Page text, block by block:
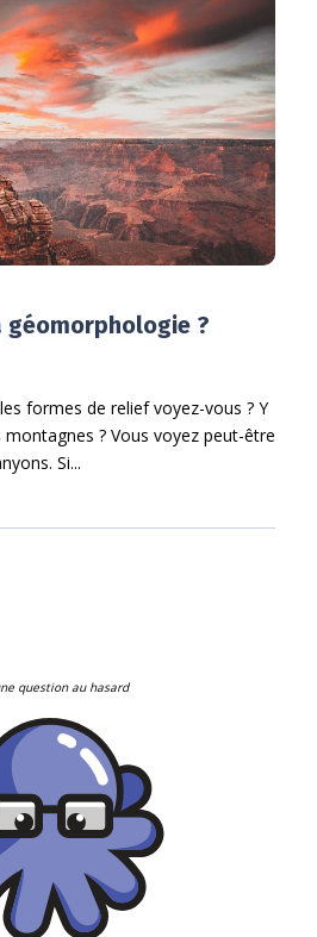
géomorphologie ?
formes de relief voyez-vous ? Y
? Vous voyez peut-être
Si...
question au hasard